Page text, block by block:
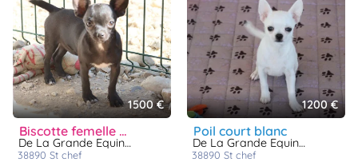
1500 €
biscotte femelle poil court noire
De La Grande Equinoxe
38890 st chef
1200 €
poil court blanc
De La Grande Equinoxe
38890 st chef